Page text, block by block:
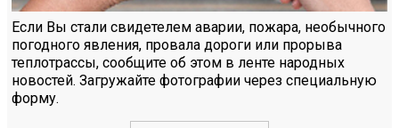
Если Вы стали свидетелем аварии, пожара, необычного
погодного явления, провала дороги или прорыва
теплотрассы, сообщите об этом в ленте народных
новостей. Загружайте фотографии через специальную
форму.